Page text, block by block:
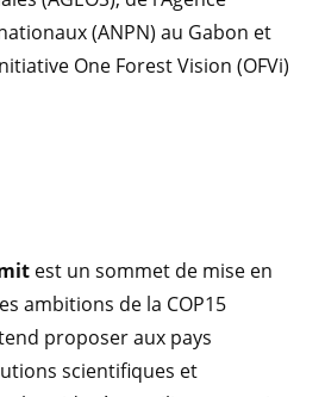
(ANPN) au Gabon et
One Forest Vision (OFVi)
est un sommet de mise en
ambitions de la COP15
proposer aux pays
scientifiques et